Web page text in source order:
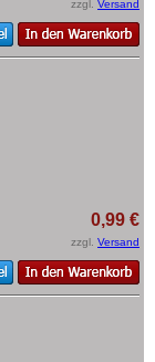
zzgl. Versand
0,99 €
zzgl. Versand